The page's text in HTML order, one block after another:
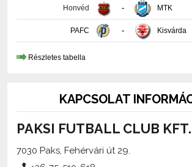
PAFC Kisvárda
Részletes tabella
PAKSI FUTBALL CLUB KFT.
7030 Paks, Fehérvári út 29.